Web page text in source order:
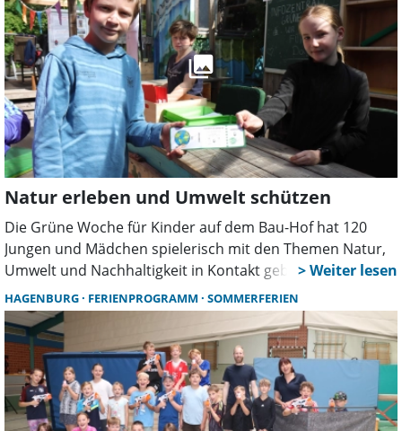
Natur erleben und Umwelt schützen
Die Grüne Woche für Kinder auf dem Bau-Hof hat 120
Jungen und Mädchen spielerisch mit den Themen Natur,
Umwelt und Nachhaltigkeit in Kontakt gebracht. Dank der
Unterstützung der Sparkasse Hannover konnten sie an
kreativen Projekten, Ausflügen und zahlreichen
Mitmachangeboten teilnehmen.
HAGENBURG FERIENPROGRAMM SOMMERFERIEN